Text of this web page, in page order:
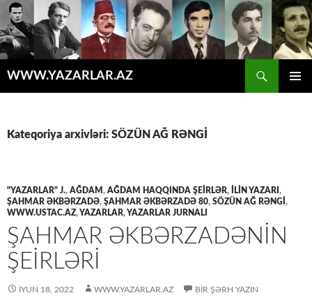
WWW.YAZARLAR.AZ
Kateqoriya arxivləri: SÖZÜN AĞ RƏNGİ
"YAZARLAR" J., AĞDAM , AĞDAM HAQQINDA ŞEİRLƏR, İLİN YAZARI ,
ŞAHMAR ƏKBƏRZADƏ, ŞAHMAR ƏKBƏRZADƏ 80, SÖZÜN AĞ RƏNGİ ,
WWW.USTAC.AZ, YAZARLAR, YAZARLAR JURNALI
ŞAHMAR ƏKBƏRZADƏNİN
ŞEİRLƏRİ
İYUN 18, 2022 WWW.YAZARLAR.AZ BIR ŞƏRH YAZIN